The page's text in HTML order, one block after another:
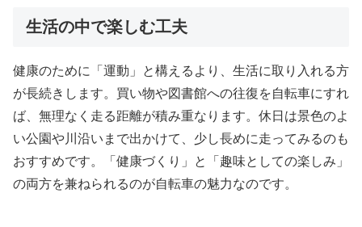
生活の中で楽しむ工夫
健康のために「運動」と構えるより、生活に取り入れる方
が長続きします。買い物や図書館への往復を自転車にすれ
ば、無理なく走る距離が積み重なります。休日は景色のよ
い公園や川沿いまで出かけて、少し長めに走ってみるのも
おすすめです。「健康づくり」と「趣味としての楽しみ」
の両方を兼ねられるのが自転車の魅力なのです。